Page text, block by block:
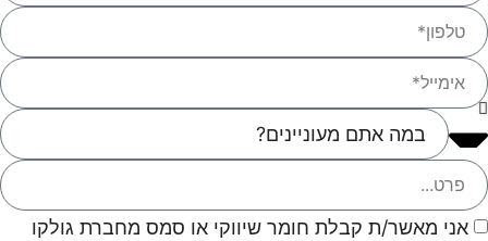
אני מאשר/ת קבלת חומר שיווקי או סמס מחברת גולקו